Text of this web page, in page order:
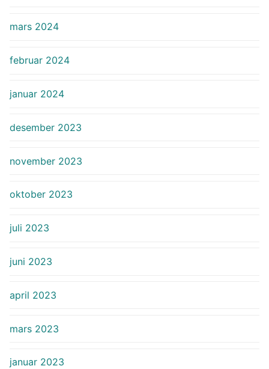
mars 2024
februar 2024
januar 2024
desember 2023
november 2023
oktober 2023
juli 2023
juni 2023
april 2023
mars 2023
januar 2023